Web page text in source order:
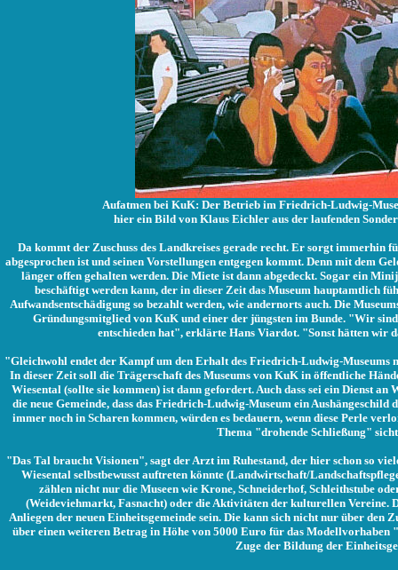
Aufatmen bei KuK: Der Betrieb im Friedrich-Ludwig-
hier ein Bild von Klaus Eichler aus der laufenden
Da kommt der Zuschuss des Landkreises gerade recht. Er sorgt immerhin
abgesprochen ist und seinen Vorstellungen entgegen kommt. Denn mit dem
länger offen gehalten werden. Die Miete ist dann abgedeckt. Sogar ein
beschäftigt werden kann, der in dieser Zeit das Museum hauptamtlich
Aufwandsentschädigung so bezahlt werden, wie andernorts auch. Die
Gründungsmitglied von KuK und einer der jüngsten im Bunde. "Wir sind
entschieden hat", erklärte Hans Viardot. "Sonst hätten wir
"Gleichwohl endet der Kampf um den Erhalt des Friedrich-Ludwig-Museums
In dieser Zeit soll die Trägerschaft des Museums von KuK in öffentliche
Wiesental (sollte sie kommen) ist dann gefordert. Auch dass sei ein Dienst
die neue Gemeinde, dass das Friedrich-Ludwig-Museum ein
immer noch in Scharen kommen, würden es bedauern, wenn diese Perle
Thema "drohende Schließung"
"Das Tal braucht Visionen", sagt der Arzt im Ruhestand, der hier schon so
Wiesental selbstbewusst auftreten könnte (Landwirtschaft/
zählen nicht nur die Museen wie Krone, Schneiderhof, Schleithstube
(Weideviehmarkt, Fasnacht) oder die Aktivitäten der kulturellen Vereine.
Anliegen der neuen Einheitsgemeinde sein. Die kann sich nicht nur über den
über einen weiteren Betrag in Höhe von 5000 Euro für das
Zuge der Bildung der